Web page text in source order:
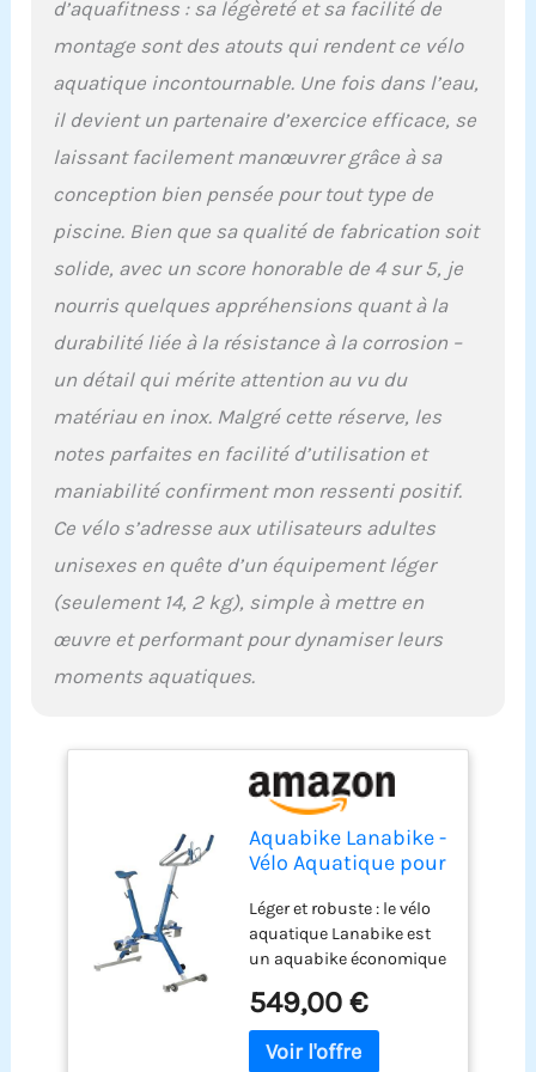
secondes Résistance et
sont utilisables pieds
nus grâce aux foostraps
une résistance de 13%
pour renforcer votre
pédalage hydraulique.
L’aquabike vous
apportera une grande
satisfaction
aquabike peut rester
immergé plusieurs jours
Cependant, pour
augmenter plus encore
sa durée de vie, sortez-le
2 à 3 fois/semaine et
rincez-le au jet à l'eau
claire et laissez sécher la
journée
d’aquafitness : sa légèreté et sa facilité de
montage sont des atouts qui rendent ce vélo
aquatique incontournable. Une fois dans l’eau,
il devient un partenaire d’exercice efficace, se
laissant facilement manœuvrer grâce à sa
conception bien pensée pour tout type de
piscine. Bien que sa qualité de fabrication soit
solide, avec un score honorable de 4 sur 5, je
nourris quelques appréhensions quant à la
durabilité liée à la résistance à la corrosion –
un détail qui mérite attention au vu du
matériau en inox. Malgré cette réserve, les
notes parfaites en facilité d’utilisation et
maniabilité confirment mon ressenti positif.
Ce vélo s’adresse aux utilisateurs adultes
unisexes en quête d’un équipement léger
(seulement 14, 2 kg), simple à mettre en
œuvre et performant pour dynamiser leurs
moments aquatiques.
Aquabike Lanabike -
Vélo Aquatique pour
Bassin - Selle
Ergonomique -
Guidon Sport -
Pédales
Antidérapantes -
Réglages Click &
Turn - Bleu -
Léger et robuste : le vélo
aquatique Lanabike est
un aquabike économique
pratiquer seul ou en
famille ou en semi-pro.
Sa légèreté en fait un vélo
549,00 €